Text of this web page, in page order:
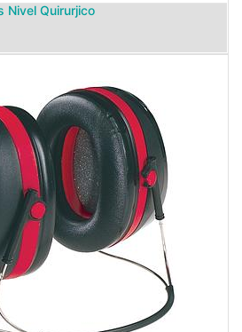
Nivel Quirurjico